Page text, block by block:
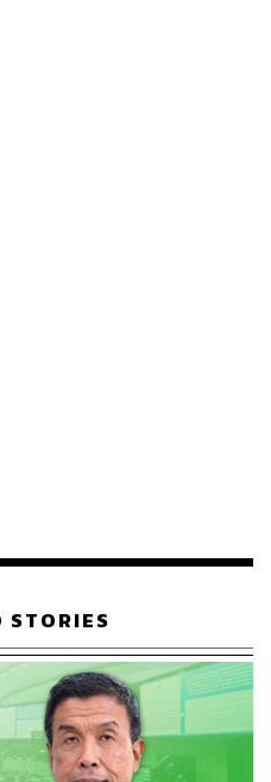
STORIES